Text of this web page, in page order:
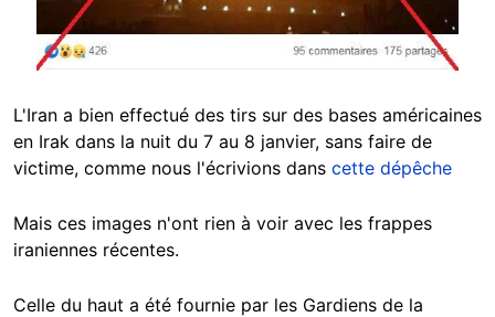
L'Iran a bien effectué des tirs sur des bases américaines
en Irak dans la nuit du 7 au 8 janvier, sans faire de
victime, comme nous l'écrivions dans cette dépêche
Mais ces images n'ont rien à voir avec les frappes
iraniennes récentes.
Celle du haut a été fournie par les Gardiens de la